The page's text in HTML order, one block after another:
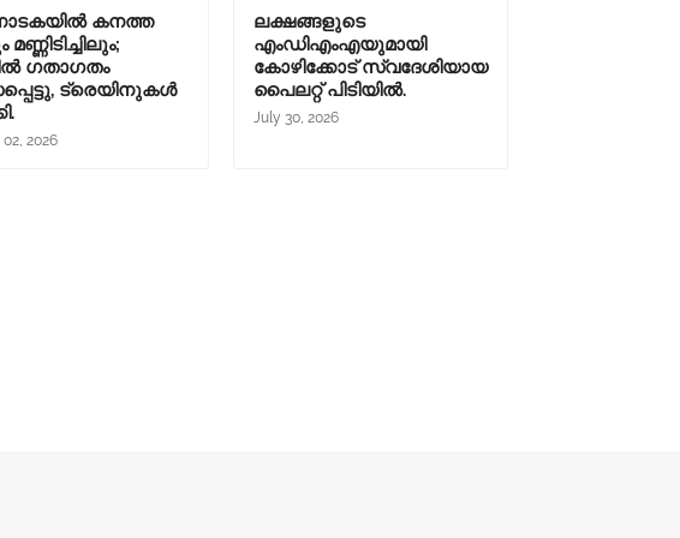
കനത്ത
ഗതാഗതം
ട്രെയിനുകൾ
2026
ലക്ഷങ്ങളുടെ
എംഡിഎംഎയുമായി
കോഴിക്കോട് സ്വദേശിയായ
പൈലറ്റ് പിടിയിൽ.
July 30, 2026